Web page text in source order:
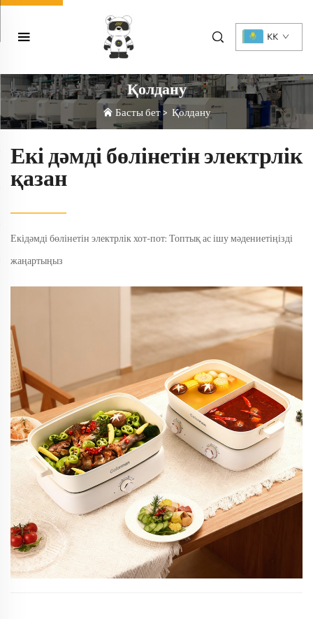
KK
Қолдану
Басты бет> Қолдану
Екі дәмді бөлінетін электрлік
қазан
Екідәмді бөлінетін электрлік хот-пот: Топтық ас ішу мәдениетіңізді
жаңартыңыз